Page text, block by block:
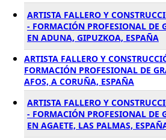
ARTISTA FALLERO Y
- FORMACIÓN PROFESIONAL DE
EN ADUNA, GIPUZKOA, ESPAÑA
ARTISTA FALLERO Y
FORMACIÓN PROFESIONAL DE
AFOS, A CORUÑA, ESPAÑA
ARTISTA FALLERO Y
- FORMACIÓN PROFESIONAL DE
EN AGAETE, LAS PALMAS,